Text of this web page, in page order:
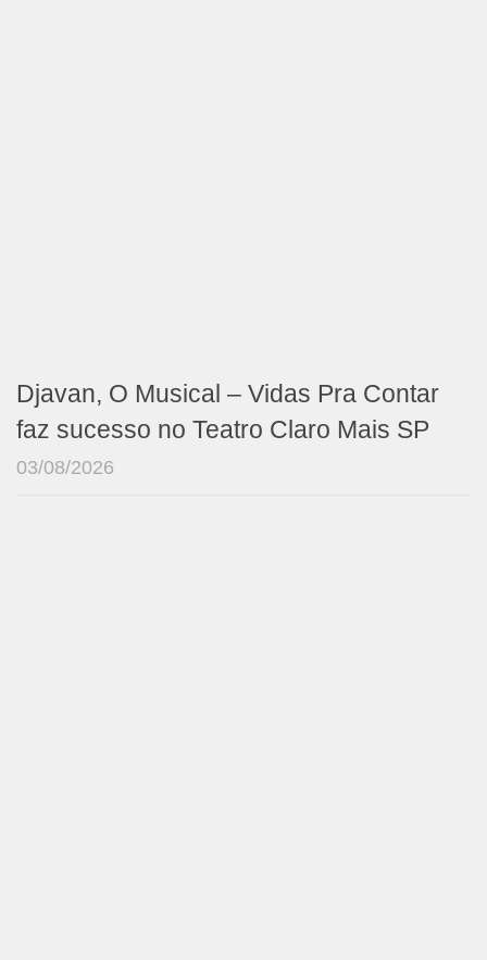
Djavan, O Musical – Vidas Pra Contar
faz sucesso no Teatro Claro Mais SP
03/08/2026